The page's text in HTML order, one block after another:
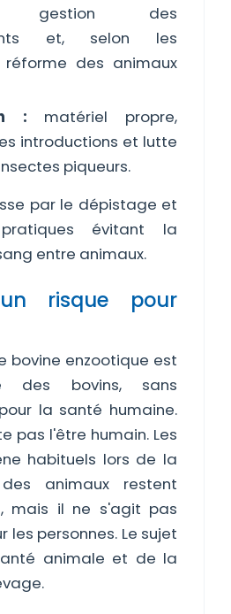
gestion des
et, selon les
réforme des animaux
: matériel propre,
introductions et lutte
piqueurs.
par le dépistage et
évitant la
entre animaux.
risque pour
bovine enzootique est
des bovins, sans
la santé humaine.
pas l'être humain. Les
habituels lors de la
animaux restent
mais il ne s'agit pas
les personnes. Le sujet
animale et de la